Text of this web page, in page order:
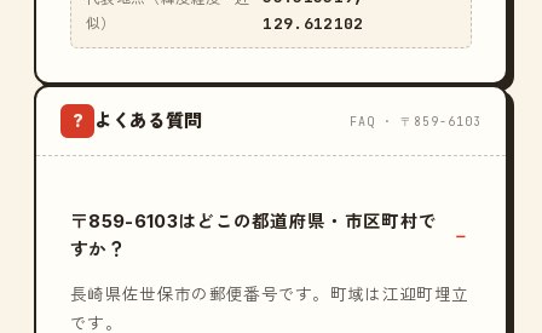
似）
129.612102
? よくある質問 FAQ · 〒859-6103
〒859-6103はどこの都道府県・市区町村で
すか？
長崎県佐世保市の郵便番号です。町域は江迎町埋立
です。